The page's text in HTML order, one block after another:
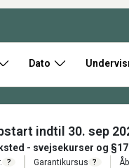
Dato
indtil 30. sep
- svejsekurser og §17
? Garantikursus ?